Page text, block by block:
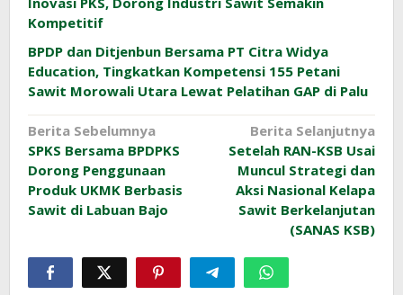
Kompetitif
BPDP dan Ditjenbun Bersama PT Citra Widya
Education, Tingkatkan Kompetensi 155 Petani
Sawit Morowali Utara Lewat Pelatihan GAP di Palu
Navigasi
pos
Berita Sebelumnya
SPKS Bersama BPDPKS
Dorong Penggunaan
Produk UKMK Berbasis
Sawit di Labuan Bajo
Berita Selanjutnya
Setelah RAN-KSB Usai
Muncul Strategi dan
Aksi Nasional Kelapa
Sawit Berkelanjutan
(SANAS KSB)